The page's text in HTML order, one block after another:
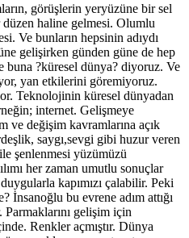
görüşlerin yeryüzüne bir sel
haline gelmesi. Olumlu
Ve bunların hepsinin adıydı
gelişirken günden güne de hep
buna ?küresel dünya? diyoruz. Ve
yan etkilerini göremiyoruz.
Teknolojinin küresel dünyadan
internet. Gelişmeye
ve değişim kavramlarına açık
saygı,sevgi gibi huzur veren
şenlenmesi yüzümüzü
her zaman umutlu sonuçlar
kapımızı çalabilir. Peki
bu evrene adım attığı
Parmaklarını gelişim için
Renkler açmıştır. Dünya